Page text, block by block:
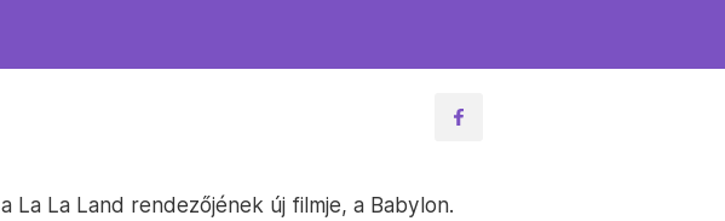
La La Land rendezőjének új filmje, a Babylon.